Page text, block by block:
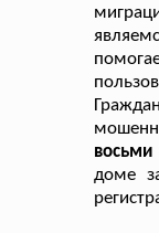
доме